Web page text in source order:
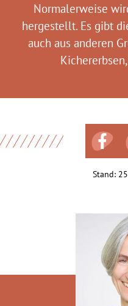
Normalerweise
hergestellt. Es gibt
auch aus anderen
Stand: